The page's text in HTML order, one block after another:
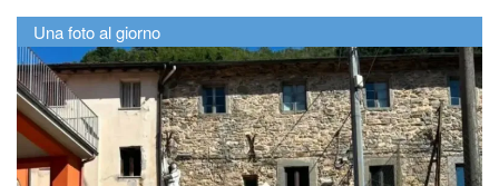
Una foto al giorno